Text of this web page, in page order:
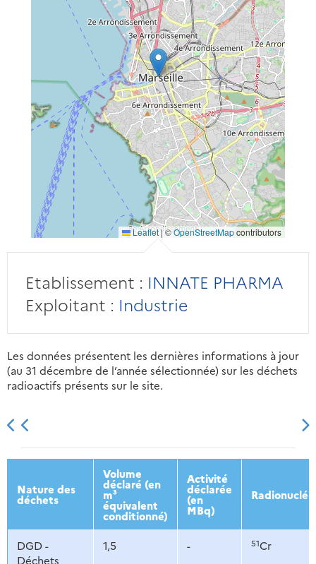
Leaflet|©OpenStreetMapcontributors
Etablissement : INNATE PHARMA
Exploitant : Industrie
Les données présentent les dernières informations à jour
(au 31 décembre de l’année sélectionnée) sur les déchets
radioactifs présents sur le site.
2013 2014 2015 2016
Nature des
déchets
Volume
déclaré (en
m³
équivalent
conditionné)
Activité
déclarée
(en
MBq)
DGD -
Déchets
1,5 - 51Cr